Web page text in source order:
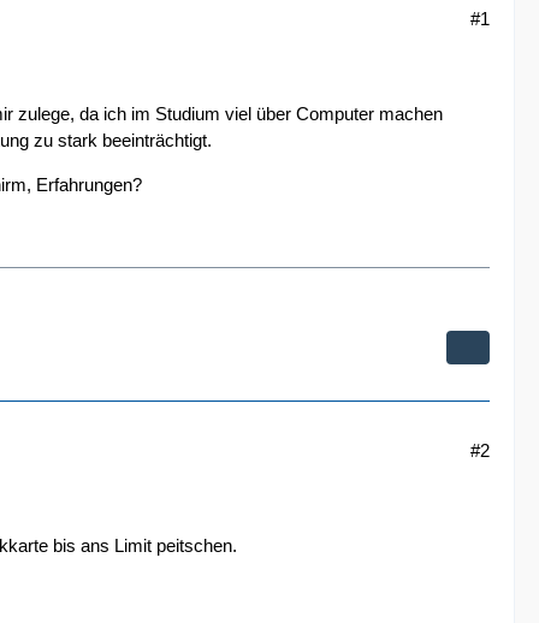
#1
zulege, da ich im Studium viel über Computer machen
zu stark beeinträchtigt.
Erfahrungen?
#2
bis ans Limit peitschen.